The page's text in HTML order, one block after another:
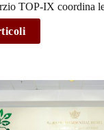
TOP-IX coordina